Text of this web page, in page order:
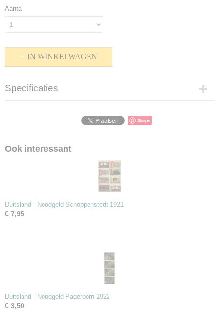
Aantal
IN WINKELWAGEN
Specificaties
Save
Ook interessant
Duitsland - Noodgeld Schoppenstedt 1921
€ 7,95
Duitsland - Noodgeld Paderborn 1922
€ 3,50